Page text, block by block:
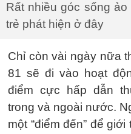
Rất nhiều góc sống
trẻ phát hiện ở đây
Chỉ còn vài ngày nữa
81 sẽ đi vào hoạt
điểm cực hấp dẫn
trong và ngoài nước.
một “điểm đến” để